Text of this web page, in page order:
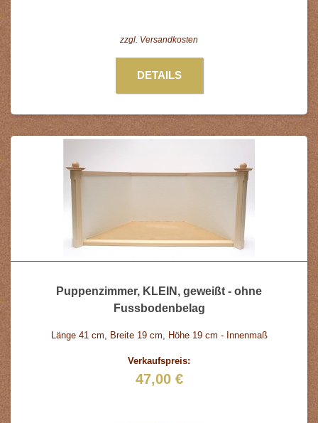
zzgl. Versandkosten
DETAILS
Puppenzimmer, KLEIN, geweißt - ohne
Fussbodenbelag
Länge 41 cm, Breite 19 cm, Höhe 19 cm - Innenmaß
Verkaufspreis:
47,00 €